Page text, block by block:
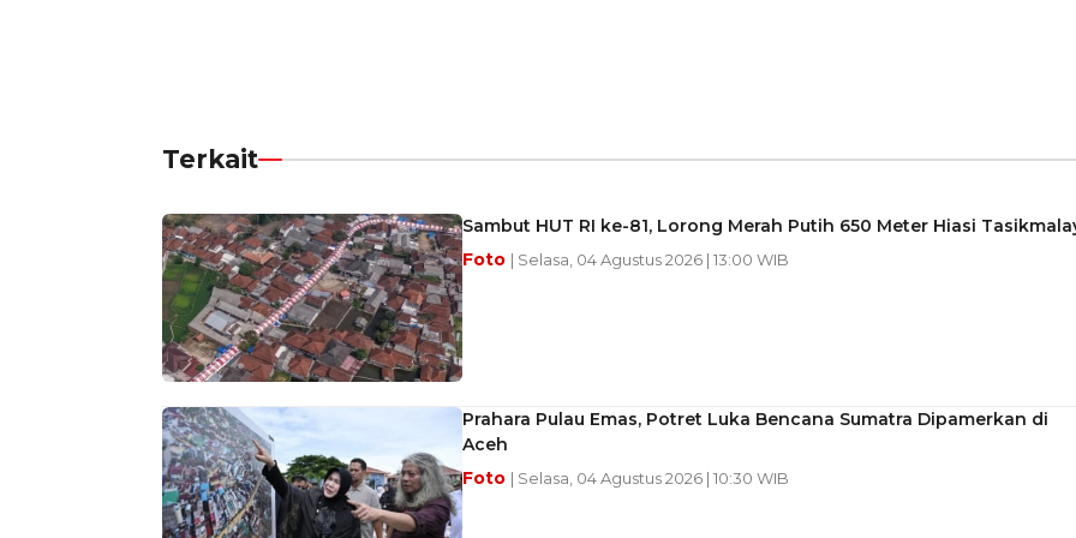
Terkait
Sambut HUT RI ke-81, Lorong Merah Putih 650 Meter Hiasi
Foto | Selasa, 04 Agustus 2026 | 13:00 WIB
Prahara Pulau Emas, Potret Luka Bencana Sumatra Dipamerkan di
Aceh
Foto | Selasa, 04 Agustus 2026 | 10:30 WIB